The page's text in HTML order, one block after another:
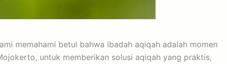
memahami betul bahwa ibadah aqiqah adalah momen
untuk memberikan solusi aqiqah yang praktis,